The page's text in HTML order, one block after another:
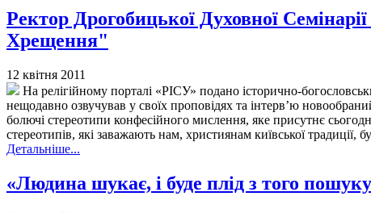
Ректор Дрогобицької Духовної
Хрещення"
12 квітня 2011
На релігійному порталі «РІСУ» подано історично-
нещодавно озвучував у своїх проповідях та інтерв’ю
болючі стереотипи конфесійного мислення, яке присутнє
стереотипів, які заважають нам, християнам київської
Детальніше...
«Людина шукає, і буде плід з того